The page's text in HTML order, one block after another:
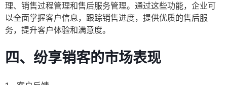
理、销售过程管理和售后服务管理。通过这些功能，企业可
以全面掌握客户信息，跟踪销售进度，提供优质的售后服
务，提升客户体验和满意度。
四、纷享销客的市场表现